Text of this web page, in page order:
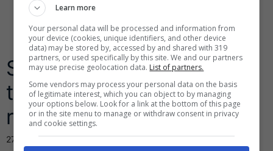
Schermo capovolto del
tuo Pc? Ecco come
ripristinarlo
27 Ottobre 2016
Learn more
Your personal data will be processed and information from
your device (cookies, unique identifiers, and other device
data) may be stored by, accessed by and shared with 319
partners, or used specifically by this site. We and our partners
may use precise geolocation data. List of partners.
Some vendors may process your personal data on the basis
of legitimate interest, which you can object to by managing
your options below. Look for a link at the bottom of this page
or in the site menu to manage or withdraw consent in privacy
and cookie settings.